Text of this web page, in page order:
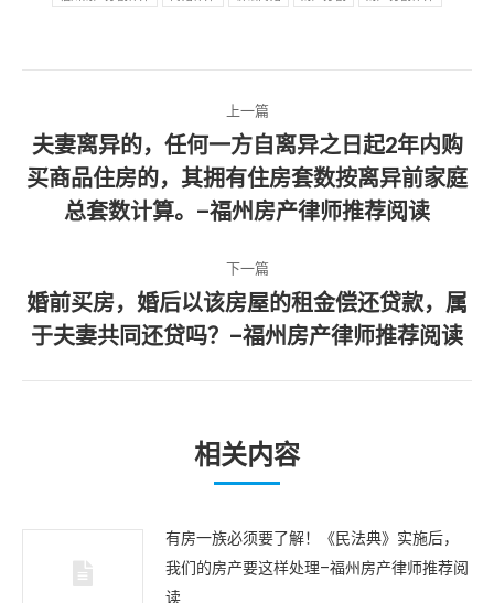
章
导
上一篇
上
一
文
章：
夫妻离异的，任何一方自离异之日起2年内购
买商品住房的，其拥有住房套数按离异前家庭
总套数计算。–福州房产律师推荐阅读
下一篇
下
一
篇
章：
婚前买房，婚后以该房屋的租金偿还贷款，属
于夫妻共同还贷吗？–福州房产律师推荐阅读
相关内容
有房一族必须要了解！《民法典》实施后，
我们的房产要这样处理–福州房产律师推荐阅
读